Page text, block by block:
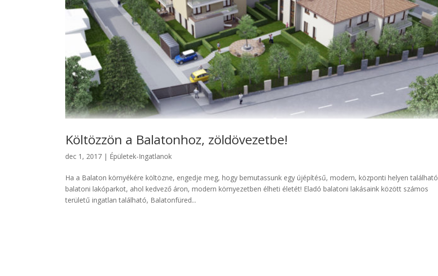
Költözzön a Balatonhoz, zöldövezetbe!
dec 1, 2017 | Épületek-Ingatlanok
Ha a Balaton környékére költözne, engedje meg, hogy bemutassunk egy újépítésű, modern, központi helyen található
balatoni lakóparkot, ahol kedvező áron, modern környezetben élheti életét! Eladó balatoni lakásaink között számos
területű ingatlan található, Balatonfüred...